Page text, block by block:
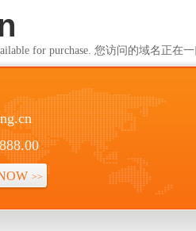
for purchase. 您访问的域名正在
>>